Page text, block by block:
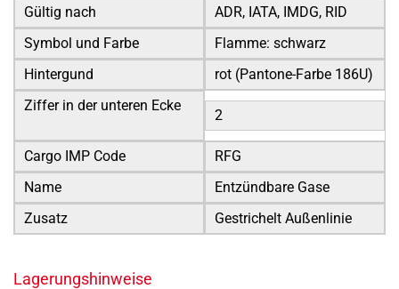
Gültig nach
ADR, IATA, IMDG, RID
Symbol und Farbe
Flamme: schwarz
Hintergund
rot (Pantone-Farbe 186U)
Ziffer in der unteren Ecke
2
Cargo IMP Code
RFG
Name
Entzündbare Gase
Zusatz
Gestrichelt Außenlinie
Lagerungshinweise